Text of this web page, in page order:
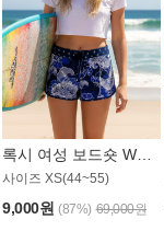
사이즈 XS(44~55)
9,000원 (87%) 69,000원